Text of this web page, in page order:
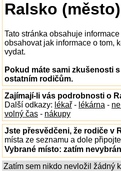
Ralsko
Tato stránka obsahuje
obsahovat jak informace o tom,
vydat.
Pokud máte sami zkušenosti
ostatním rodičům.
Zajímají-li vás podrobnosti o
Další odkazy: lékař - lékárna -
volný čas - nákupy
Jste přesvědčeni, že rodiče v
místa ze seznamu a dole
Vybrané místo: zatím
Zatím sem nikdo nevložil žádný